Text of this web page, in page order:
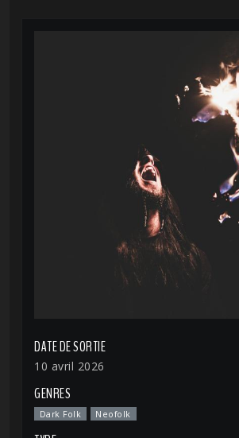
DATE DE SORTIE
10 avril 2026
GENRES
Dark Folk Neofolk